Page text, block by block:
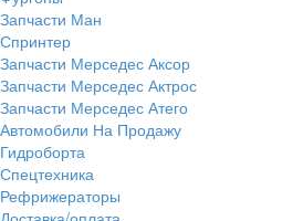
Запчасти Ман
Спринтер
Запчасти Мерседес Аксор
Запчасти Мерседес Актрос
Запчасти Мерседес Атего
Автомобили На Продажу
Гидроборта
Спецтехника
Рефрижераторы